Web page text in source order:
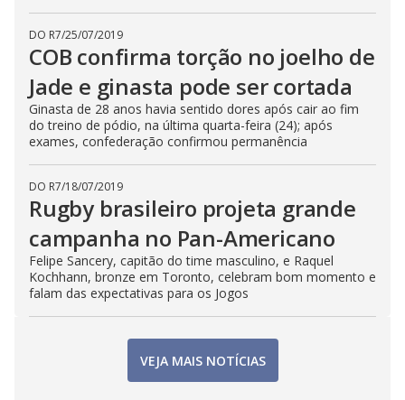
DO R7/25/07/2019
COB confirma torção no joelho de
Jade e ginasta pode ser cortada
Ginasta de 28 anos havia sentido dores após cair ao fim
do treino de pódio, na última quarta-feira (24); após
exames, confederação confirmou permanência
DO R7/18/07/2019
Rugby brasileiro projeta grande
campanha no Pan-Americano
Felipe Sancery, capitão do time masculino, e Raquel
Kochhann, bronze em Toronto, celebram bom momento e
falam das expectativas para os Jogos
VEJA MAIS NOTÍCIAS